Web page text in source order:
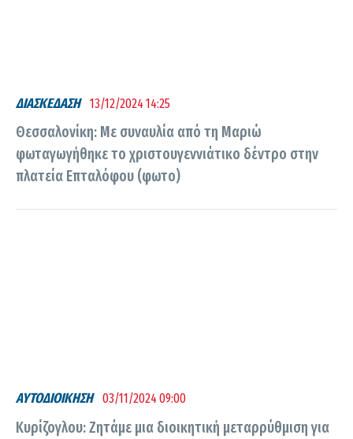
ΔΙΑΣΚΕΔΑΣΗ 13/12/2024 14:25
Θεσσαλονίκη: Με συναυλία από τη Μαριώ
φωταγωγήθηκε το χριστουγεννιάτικο δέντρο στην
πλατεία Επταλόφου (φωτο)
ΑΥΤΟΔΙΟΙΚΗΣΗ 03/11/2024 09:00
Κυρίζογλου: Ζητάμε μια διοικητική μεταρρύθμιση για